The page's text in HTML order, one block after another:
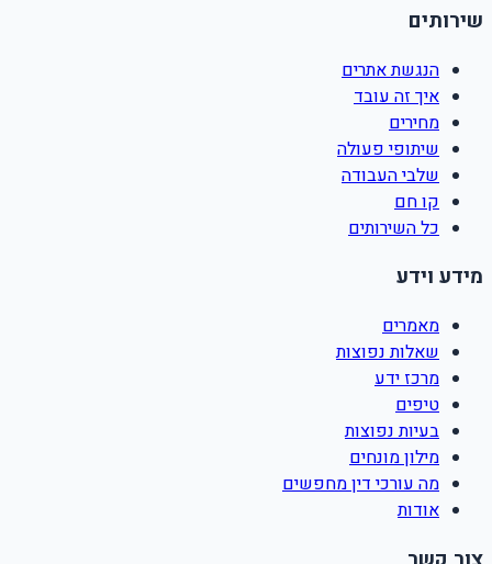
שירותים
הנגשת אתרים
איך זה עובד
מחירים
שיתופי פעולה
שלבי העבודה
קו חם
כל השירותים
מידע וידע
מאמרים
שאלות נפוצות
מרכז ידע
טיפים
בעיות נפוצות
מילון מונחים
מה עורכי דין מחפשים
אודות